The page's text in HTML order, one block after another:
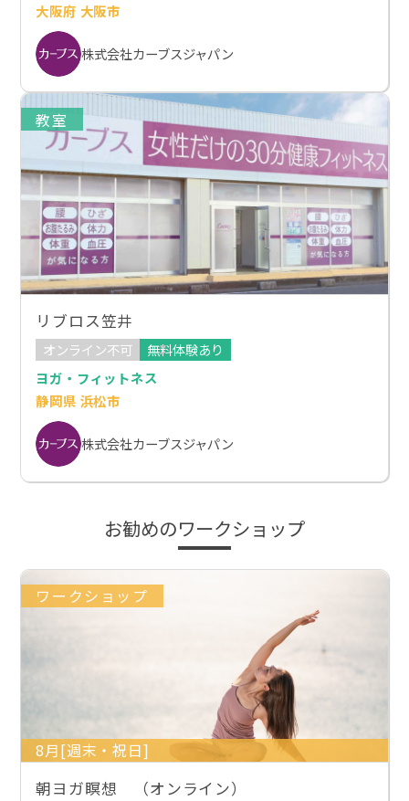
大阪府 大阪市
株式会社カーブスジャパン
教室
リブロス笠井
オンライン不可
無料体験あり
ヨガ・フィットネス
静岡県 浜松市
株式会社カーブスジャパン
お勧めのワークショップ
ワークショップ
8月[週末・祝日]
朝ヨガ瞑想 （オンライン）